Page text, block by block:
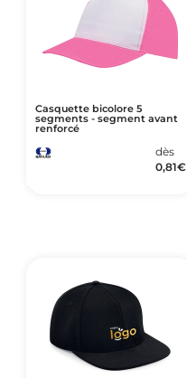
Casquette bicolore 5
segments - segment avant
renforcé
dès
0,81€